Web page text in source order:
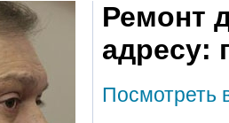
Ремонт
адресу:
Посмотреть